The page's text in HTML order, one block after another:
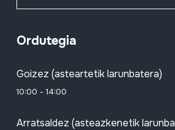
Ordutegia
Goizez (asteartetik larunbatera)
10:00 - 14:00
Arratsaldez (asteazkenetik